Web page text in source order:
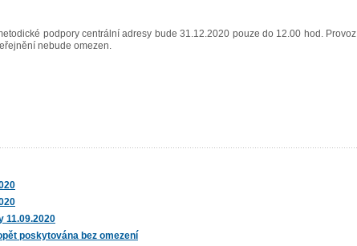
podpory centrální adresy bude 31.12.2020 pouze do 12.00 hod. Provoz
nebude omezen.
11.09.2020
poskytována bez omezení